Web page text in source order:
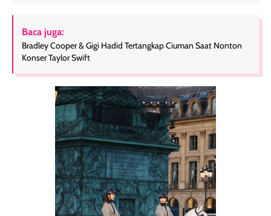
Baca juga:
Bradley Cooper & Gigi Hadid Tertangkap Ciuman Saat Nonton
Konser Taylor Swift